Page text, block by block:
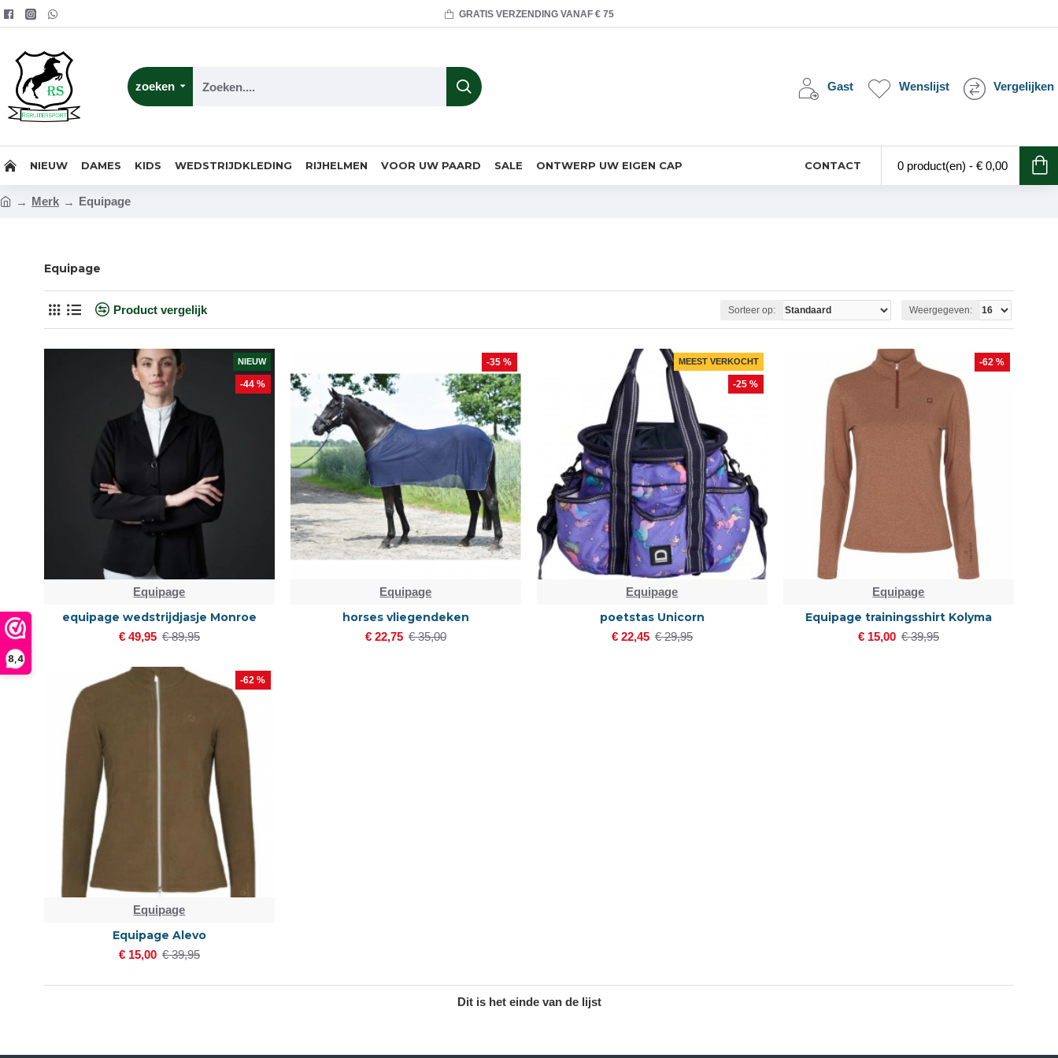
8,4
GRATIS VERZENDING VANAF € 75
zoeken Gast Wenslijst Vergelijken
NIEUW DAMES KIDS WEDSTRIJDKLEDING RIJHELMEN VOOR UW PAARD SALE ONTWERP UW EIGEN CAP CONTACT 0 product(en) - € 0,00
Merk Equipage
Equipage
Product vergelijk Sorteer op: Weergegeven:
NIEUW
-44 %
Equipage
equipage wedstrijdjasje Monroe
€ 49,95 € 89,95
-35 %
Equipage
horses vliegendeken
€ 22,75 € 35,00
MEEST VERKOCHT
-25 %
Equipage
poetstas Unicorn
€ 22,45 € 29,95
-62 %
Equipage
Equipage trainingsshirt Kolyma
€ 15,00 € 39,95
-62 %
Equipage
Equipage Alevo
€ 15,00 € 39,95
Dit is het einde van de lijst